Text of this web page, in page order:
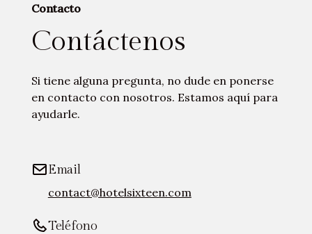
Contacto
Contáctenos
Si tiene alguna pregunta, no dude en ponerse
en contacto con nosotros. Estamos aquí para
ayudarle.
Email
contact@hotelsixteen.com
Teléfono